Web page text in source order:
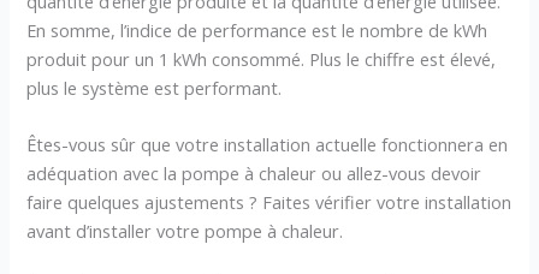
En somme, l’indice de performance est le nombre de kWh
produit pour un 1 kWh consommé. Plus le chiffre est élevé,
plus le système est performant.
Êtes-vous sûr que votre installation actuelle fonctionnera en
adéquation avec la pompe à chaleur ou allez-vous devoir
faire quelques ajustements ? Faites vérifier votre installation
avant d’installer votre pompe à chaleur.